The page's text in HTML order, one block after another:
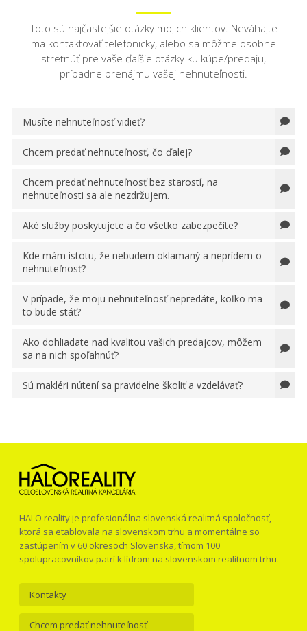
Toto sú najčastejšie otázky mojich klientov. Neváhajte
ma kontaktovať telefonicky, alebo sa môžme osobne
stretnúť pre vaše ďaľšie otázky ku kúpe/predaju,
prípadne prenájmu vašej nehnuteľnosti.
Musíte nehnuteľnosť vidieť?
Chcem predať nehnuteľnosť, čo ďalej?
Chcem predať nehnuteľnosť bez starostí, na
nehnuteľnosti sa ale nezdržujem.
Aké služby poskytujete a čo všetko zabezpečíte?
Kde mám istotu, že nebudem oklamaný a neprídem o
nehnuteľnosť?
V prípade, že moju nehnuteľnosť nepredáte, koľko ma
to bude stáť?
Ako dohliadate nad kvalitou vašich predajcov, môžem
sa na nich spoľahnúť?
Sú makléri nútení sa pravidelne školiť a vzdelávať?
HALO reality je profesionálna slovenská realitná spoločnosť,
ktorá sa etablovala na slovenskom trhu a momentálne so
zastúpením v 60 okresoch Slovenska, tímom 100
spolupracovníkov patrí k lídrom na slovenskom realitnom trhu.
Kontakty
Chcem predať nehnuteľnosť